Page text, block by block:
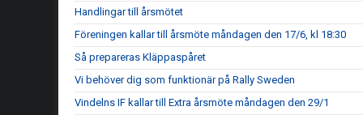
Handlingar till årsmötet
Föreningen kallar till årsmöte måndagen den 17/6, kl 18:30
Så prepareras Kläppaspåret
Vi behöver dig som funktionär på Rally Sweden
Vindelns IF kallar till Extra årsmöte måndagen den 29/1